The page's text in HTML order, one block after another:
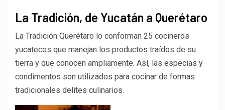
La Tradición, de Yucatán a Querétaro
La Tradición Querétaro lo conforman 25 cocineros
yucatecos que manejan los productos traídos de su
tierra y que conocen ampliamente. Así, las especias y
condimentos son utilizados para cocinar de formas
tradicionales delites culinarios.